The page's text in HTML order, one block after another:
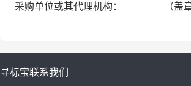
采购单位或其代理机构： （盖章
寻标宝联系我们